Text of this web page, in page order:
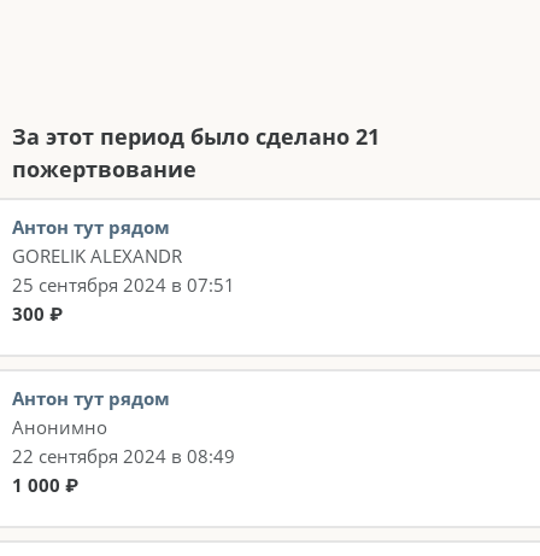
За этот период было сделано 21
пожертвование
Антон тут рядом
GORELIK ALEXANDR
25 сентября 2024 в 07:51
300 ₽
Антон тут рядом
Анонимно
22 сентября 2024 в 08:49
1 000 ₽